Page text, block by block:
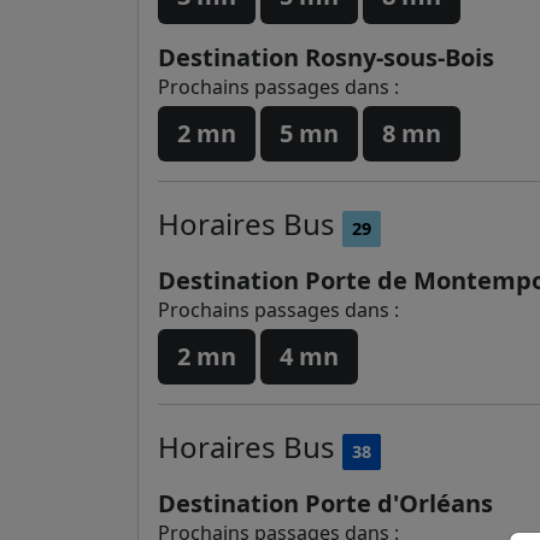
Destination Rosny-sous-Bois
Prochains passages dans :
2 mn 5 mn 8 mn
Horaires Bus 29
Destination Porte de
Prochains passages dans :
2 mn 4 mn
Horaires Bus 38
Destination Porte d'Orléans
Prochains passages dans :